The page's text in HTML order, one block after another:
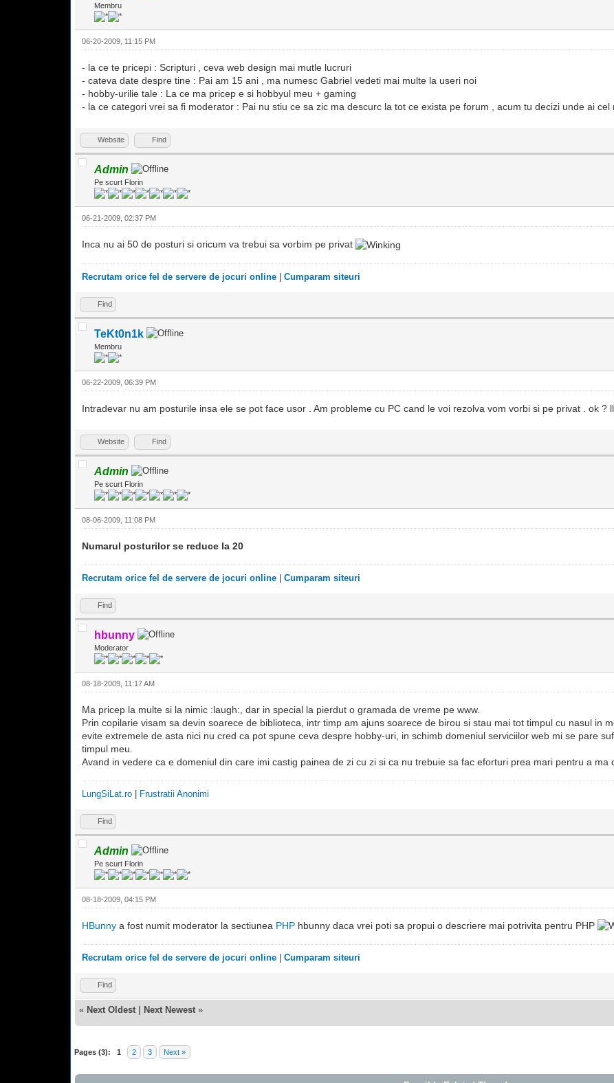
Membru
06-20-2009, 11:15 PM
- la ce te pricepi : Scripturi , ceva web design mai mutle lucruri
- cateva date despre tine : Pai am 15 ani , ma numesc Gabriel vedeti mai multe la useri noi
- hobby-urilie tale : La ce ma pricep e si hobbyul meu + gaming
- la ce categori vrei sa fi moderator : Pai nu stiu ce sa zic ma descurc la tot ce exista pe forum , acum tu decizi unde ai cel
Website Find
Admin
Pe scurt Florin
06-21-2009, 02:37 PM
Inca nu ai 50 de posturi si oricum va trebui sa vorbim pe privat
Recrutam orice fel de servere de jocuri online | Cumparam siteuri
Find
TeKt0n1k
Membru
06-22-2009, 06:39 PM
Intradevar nu am posturile insa ele se pot face usor . Am probleme cu PC cand le voi rezolva vom vorbi si pe privat . ok ?
Website Find
Admin
Pe scurt Florin
08-06-2009, 11:08 PM
Numarul posturilor se reduce la 20
Recrutam orice fel de servere de jocuri online | Cumparam siteuri
Find
hbunny
Moderator
08-18-2009, 11:17 AM
Ma pricep la multe si la nimic :laugh:, dar in special la pierdut o gramada de vreme pe www.
Prin copilarie visam sa devin soarece de biblioteca, intr timp am ajuns soarece de birou si stau mai tot timpul cu nasul in
evite extremele de asta nici nu cred ca pot spune ceva despre hobby-uri, in schimb domeniul serviciilor web mi se pare
timpul meu.
Avand in vedere ca e domeniul din care imi castig painea de zi cu zi si ca nu trebuie sa fac eforturi prea mari pentru a ma
LungSiLat.ro | Frustratii Anonimi
Find
Admin
Pe scurt Florin
08-18-2009, 04:15 PM
HBunny a fost numit moderator la sectiunea PHP hbunny daca vrei poti sa propui o descriere mai potrivita pentru PHP
Recrutam orice fel de servere de jocuri online Cumparam siteuri
Find
« Next Oldest Next Newest »
Pages (3): 1 2 3 Next »